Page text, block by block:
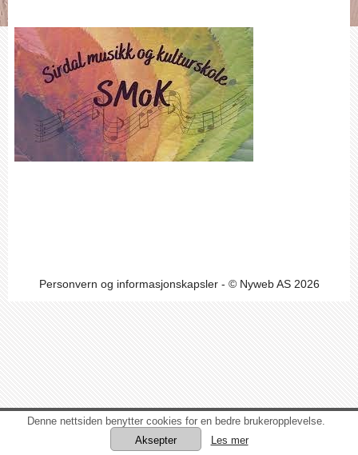
Personvern og informasjonskapsler- © Nyweb AS 2026
Denne nettsiden benytter cookies for en bedre brukeropplevelse.
Les mer